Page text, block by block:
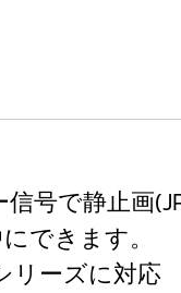
で静止画
できます。
リーズに対応